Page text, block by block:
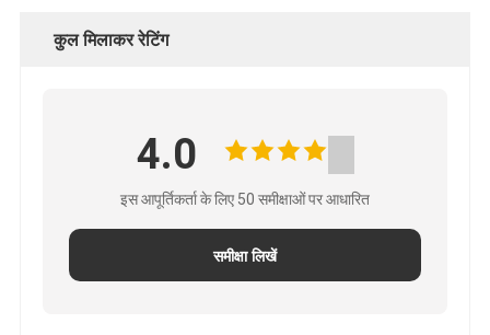
कुल मिलाकर रेटिंग
4.0
इस आपूर्तिकर्ता के लिए 50 समीक्षाओं पर आधारित
समीक्षा लिखें